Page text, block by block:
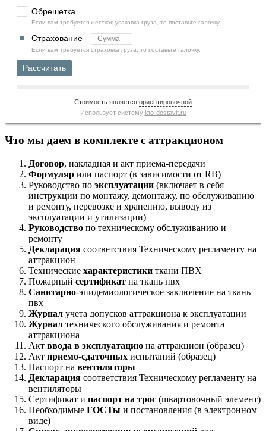
Обрешетка
Если вам требуется жесткая упаковка груза, то поставьте галочку.
Страхование
Если вам требуется страховка груза, то поставьте галочку.
Рассчитать
Стоимость является ориентировочной
Использует систему kto-dostavit.ru
Что мы даем в комплекте с аттракционом
Договор, накладная и акт приема-передачи
Формуляр или паспорт (в зависимости от RB)
Руководство по эксплуатации (включает в себя
инструкции по монтажу, демонтажу, по обслуживанию
и ремонту, перевозке и хранению, выводу из
эксплуатации и утилизации)
Руководство по техническому обслуживанию и
ремонту
Декларация соответствия Техническому регламенту на
аттракцион
Технические характеристики ткани ПВХ
Пожарный сертификат на ткань пвх
Санитарно-эпидемиологическое заключение на ткань
пвх
Журнал учета допусков аттракциона к эксплуатации
Журнал технического обслуживания и ремонта
аттракциона
Акт ввода в эксплуатацию на аттракцион (образец)
Акт приемо-сдаточных испытаний (образец)
Паспорт на вентиляторы
Декларация соответствия Техническому регламенту на
вентиляторы
Сертификат и паспорт на трос (швартовочный элемент)
Необходимые ГОСТы и постановления (в электронном
виде)